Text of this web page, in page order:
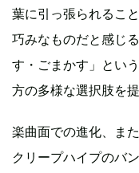
葉に引っ張られるこ
巧みなものだと感じ
す・ごまかす」とい
方の多様な選択肢を
楽曲面での進化、ま
クリープハイプのバ